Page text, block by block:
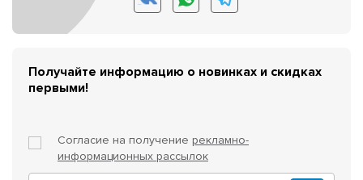
Получайте информацию о новинках и скидках
первыми!
Согласие на получение рекламно-
информационных рассылок